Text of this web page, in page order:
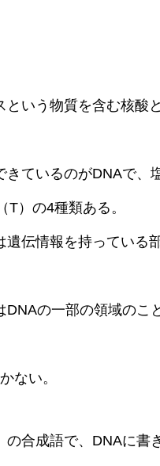
という物質を含む核酸
ているのがDNAで、
）の4種類ある。
遺伝情報を持っている
の一部の領域のこ
ない。
合成語で、DNAに書